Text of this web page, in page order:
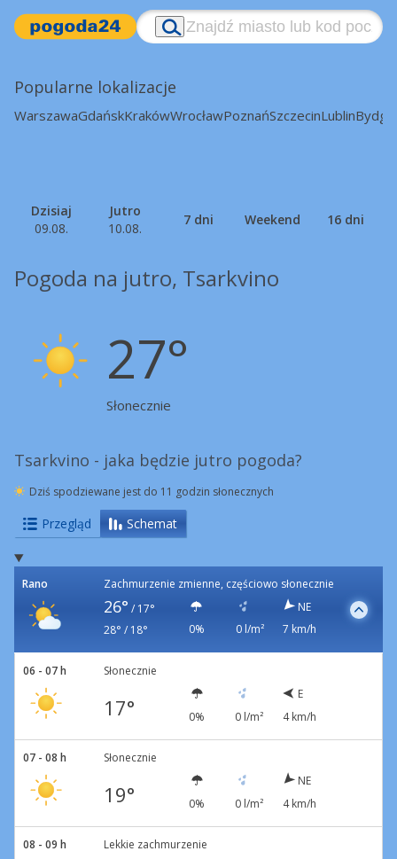
Popularne lokalizacje
WarszawaGdańskKrakówWrocławPoznańSzczecinLublin
Dzisiaj
09.08.
Jutro
10.08.
7 dni Weekend 16 dni
Pogoda na jutro, Tsarkvino
27°
Słonecznie
Tsarkvino - jaka będzie jutro pogoda?
Dziś spodziewane jest do 11 godzin słonecznych
Przegląd Schemat
Rano Zachmurzenie zmienne, częściowo słonecznie
26° / 17°
28° / 18°
0% 0 l/m²
NE
7 km/h
06 - 07 h Słonecznie
17° 0% 0 l/m²
E
4 km/h
07 - 08 h Słonecznie
19° 0% 0 l/m²
NE
4 km/h
08 - 09 h Lekkie zachmurzenie